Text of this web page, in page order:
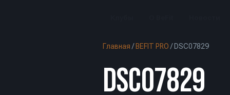
Главная / BEFIT PRO / DSC07829
DSC07829